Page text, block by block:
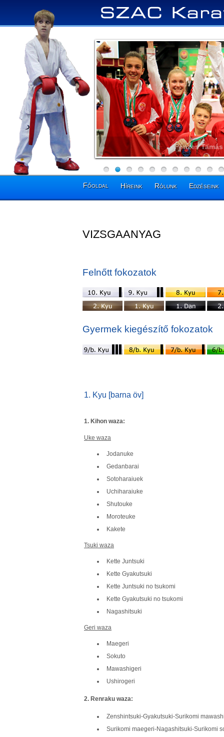
Pénzes
Főoldal Híreink Rólunk Edzéseink
VIZSGAANYAG
Felnőtt fokozatok
Gyermek kiegészítő fokozatok
1. Kyu [barna öv]
1. Kihon waza:
Uke waza
Jodanuke
Gedanbarai
Sotoharaiuek
Uchiharaiuke
Shutouke
Moroteuke
Kakete
Tsuki waza
Kette Juntsuki
Kette Gyakutsuki
Kette Juntsuki no tsukomi
Kette Gyakutsuki no tsukomi
Nagashitsuki
Geri waza
Maegeri
Sokuto
Mawashigeri
Ushirogeri
2. Renraku waza:
Zenshintsuki-Gyakutsuki-Surikomi
Surikomi maegeri-Nagashitsuki-Surikomi